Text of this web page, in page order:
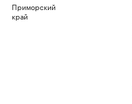
Приморский
край